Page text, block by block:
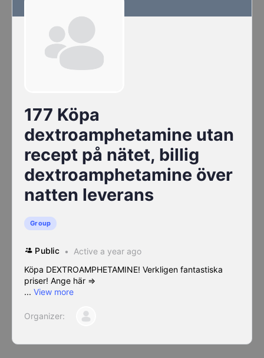
177 Köpa
dextroamphetamine utan
recept på nätet, billig
dextroamphetamine över
natten leverans
Group
Public
Active a year ago
Köpa DEXTROAMPHETAMINE! Verkligen fantastiska
priser! Ange här =>
... View more
Organizer: